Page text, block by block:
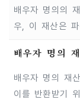
배우자 명의의
우, 이 재산은
배우자 명의
배우자 명의 재
이를 반환받기